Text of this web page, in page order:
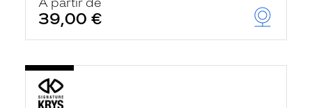
À partir de
39,00 €